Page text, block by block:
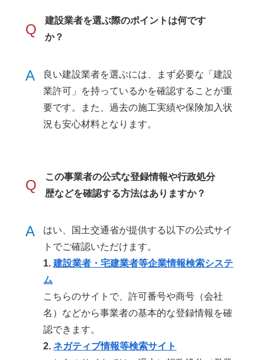
Q
建設業者を選ぶ際のポイントは何です
か？
A
良い建設業者を選ぶには、まず必要な「建設
業許可」を持っているかを確認することが重
要です。また、過去の施工実績や保険加入状
況も安心材料となります。
Q
この事業者の公式な登録情報や行政処分
歴などを確認する方法はありますか？
A
はい、国土交通省が提供する以下の公式サイ
トでご確認いただけます。
1.建設業者・宅建業者等企業情報検索システ
ム
こちらのサイトで、許可番号や商号（会社
名）などから事業者の基本的な登録情報を確
認できます。
2.ネガティブ情報等検索サイト